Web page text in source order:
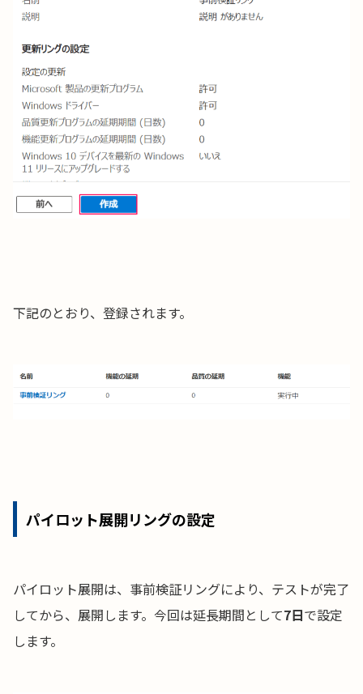
下記のとおり、登録されます。
パイロット展開リングの設定
パイロット展開は、事前検証リングにより、テストが完了
してから、展開します。今回は延長期間として7日で設定
します。